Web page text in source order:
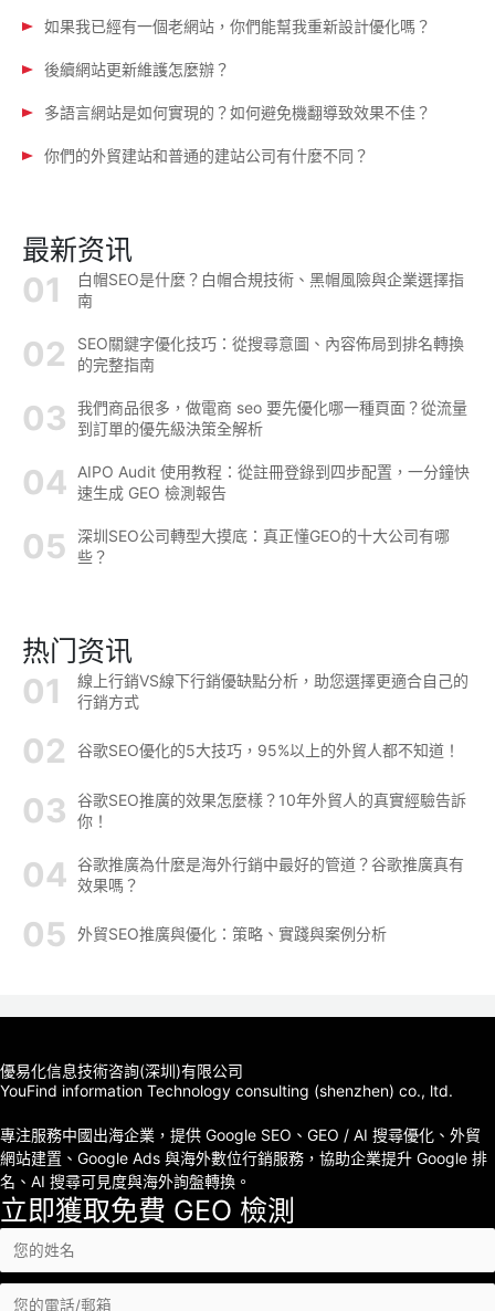
如果我已經有一個老網站，你們能幫我重新設計優化嗎？
後續網站更新維護怎麼辦？
多語言網站是如何實現的？如何避免機翻導致效果不佳？
你們的外貿建站和普通的建站公司有什麼不同？
最新资讯
白帽SEO是什麼？白帽合規技術、黑帽風險與企業選擇指
南
SEO關鍵字優化技巧：從搜尋意圖、內容佈局到排名轉換
的完整指南
我們商品很多，做電商 seo 要先優化哪一種頁面？從流量
到訂單的優先級決策全解析
AIPO Audit 使用教程：從註冊登錄到四步配置，一分鐘快
速生成 GEO 檢測報告
深圳SEO公司轉型大摸底：真正懂GEO的十大公司有哪
些？
热门资讯
線上行銷VS線下行銷優缺點分析，助您選擇更適合自己的
行銷方式
谷歌SEO優化的5大技巧，95%以上的外貿人都不知道！
谷歌SEO推廣的效果怎麼樣？10年外貿人的真實經驗告訴
你！
谷歌推廣為什麼是海外行銷中最好的管道？谷歌推廣真有
效果嗎？
外貿SEO推廣與優化：策略、實踐與案例分析
優易化信息技術咨詢(深圳)有限公司
YouFind information Technology consulting (shenzhen) co., ltd.
專注服務中國出海企業，提供 Google SEO、GEO / AI 搜尋優化、外貿
網站建置、Google Ads 與海外數位行銷服務，協助企業提升 Google 排
名、AI 搜尋可見度與海外詢盤轉換。
立即獲取免費 GEO 檢測